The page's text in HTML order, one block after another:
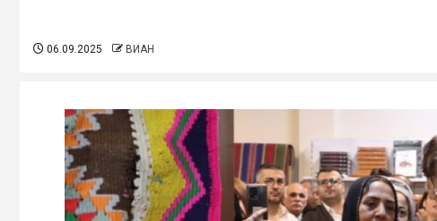
06.09.2025 ВИАН